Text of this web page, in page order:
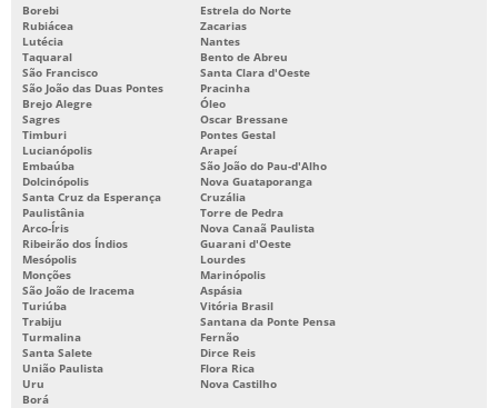
Borebi
Estrela do Norte
Rubiácea
Zacarias
Lutécia
Nantes
Taquaral
Bento de Abreu
São Francisco
Santa Clara d'Oeste
São João das Duas Pontes
Pracinha
Brejo Alegre
Óleo
Sagres
Oscar Bressane
Timburi
Pontes Gestal
Lucianópolis
Arapeí
Embaúba
São João do Pau-d'Alho
Dolcinópolis
Nova Guataporanga
Santa Cruz da Esperança
Cruzália
Paulistânia
Torre de Pedra
Arco-Íris
Nova Canaã Paulista
Ribeirão dos Índios
Guarani d'Oeste
Mesópolis
Lourdes
Monções
Marinópolis
São João de Iracema
Aspásia
Turiúba
Vitória Brasil
Trabiju
Santana da Ponte Pensa
Turmalina
Fernão
Santa Salete
Dirce Reis
União Paulista
Flora Rica
Uru
Nova Castilho
Borá